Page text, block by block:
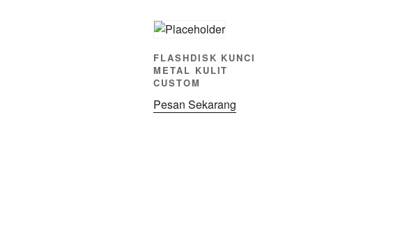
FLASHDISK KUNCI
METAL KULIT
CUSTOM
Pesan Sekarang